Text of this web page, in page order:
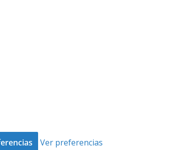
Ver preferencias